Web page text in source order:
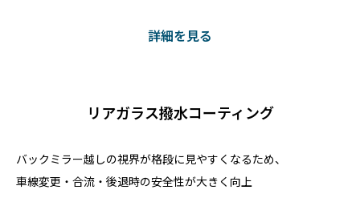
詳細を見る
リアガラス撥水コーティング
バックミラー越しの視界が格段に見やすくなるため、
車線変更・合流・後退時の安全性が大きく向上